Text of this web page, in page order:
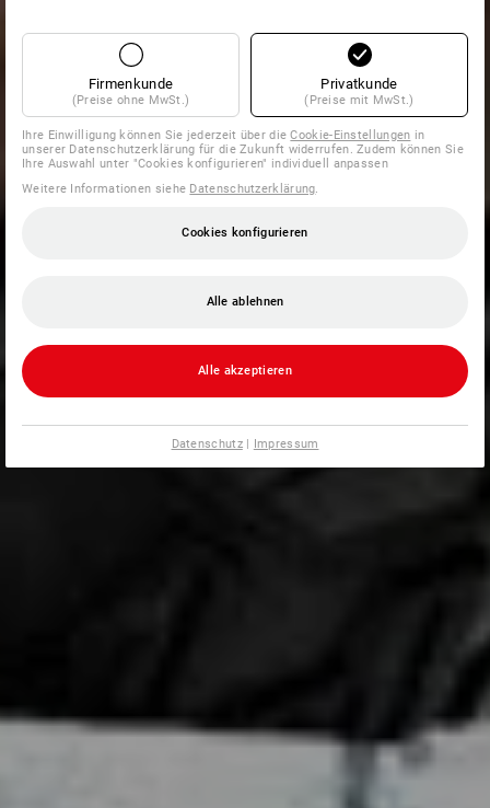
Firmenkunde
(Preise ohne MwSt.)
Privatkunde
(Preise mit MwSt.)
Ihre Einwilligung können Sie jederzeit über dieCookie-Einstellungen in
unserer Datenschutzerklärung für die Zukunft widerrufen. Zudem können Sie
Ihre Auswahl unter "Cookies konfigurieren" individuell anpassen
Weitere Informationen siehe Datenschutzerklärung
Cookies konfigurieren
Alle ablehnen
Alle akzeptieren
Datenschutz| Impressum